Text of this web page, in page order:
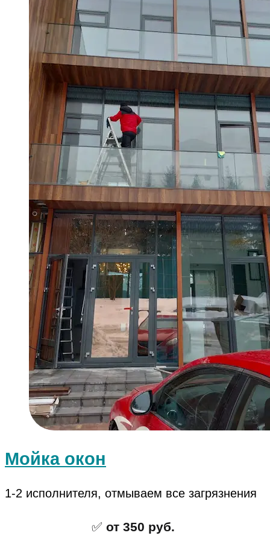
Мойка окон
1-2 исполнителя, отмываем все загрязнения
✅ от 350 руб.